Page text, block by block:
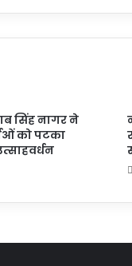
सिंह नागर ने
को पटका